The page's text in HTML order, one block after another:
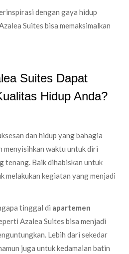
dengan gaya hidup
Suites bisa memaksimalkan
Suites Dapat
Hidup Anda?
dan hidup yang bahagia
menyisihkan waktu untuk diri
tenang. Baik dihabiskan untuk
melakukan kegiatan yang menjadi
tinggal di apartemen
Azalea Suites bisa menjadi
Lebih dari sekedar
juga untuk kedamaian batin